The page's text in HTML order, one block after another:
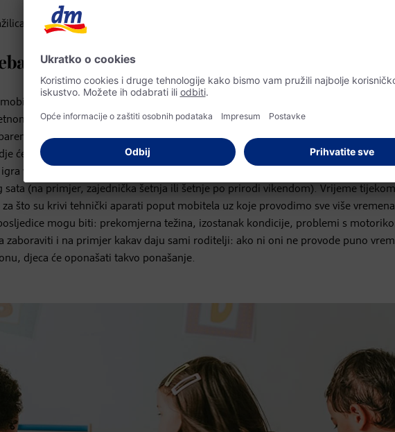
i kako bi roditelji mogli podržati djecu u surfanju.
igrati offline.
nego s drugom djecom i, ako to vremenski uvjeti dopuštaju, radije vani.
telefonu i sličnim uređajima, malo se kreću. Austrijska preporuka za kretanje
tri sata tjelesne aktivnosti dnevno. Pritom bi zabava trebala biti u prvom
ćete pronaći brojne ideje za dječje igre koje će i unutra i vani djeci donijeti obilje
važnu ulogu i za izgradnju kostiju i mišića prema čemu treba biti usmjeren dio
(na primjer, zajednička šetnja ili šetnje po prirodi vikendom). Vrijeme
što su krivi tehnički aparati poput mobitela uz koje provodimo sve više
mogu biti: prekomjerna težina, izostanak kondicije, problemi s
zaboraviti i na primjer kakav daju sami roditelji: ako ni oni ne provode puno
djeca će oponašati takvo ponašanje.